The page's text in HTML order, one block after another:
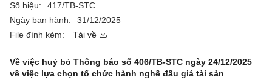
Số hiệu:
417/TB-STC
Ngày ban hành:
31/12/2025
File đính kèm:
Tải về
Về việc huỷ bỏ Thông báo số 406/TB-STC ngày 24/12/2025
về việc lựa chọn tổ chức hành nghề đấu giá tài sản